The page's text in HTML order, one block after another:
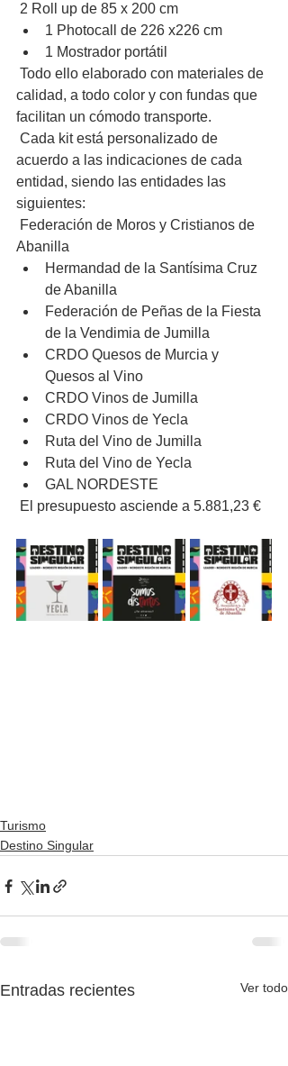
2 Roll up de 85 x 200 cm
1 Photocall de 226 x226 cm
1 Mostrador portátil
calidad, a todo color y con fundas que
facilitan un cómodo transporte.
acuerdo a las indicaciones de cada
entidad, siendo las entidades las
siguientes:
Abanilla
Hermandad de la Santísima Cruz
de Abanilla
Federación de Peñas de la Fiesta
de la Vendimia de Jumilla
CRDO Quesos de Murcia y
Quesos al Vino
CRDO Vinos de Jumilla
CRDO Vinos de Yecla
Ruta del Vino de Jumilla
Ruta del Vino de Yecla
GAL NORDESTE
El presupuesto asciende a 5.881,23 €
Turismo
Destino Singular
Entradas recientes Ver todo